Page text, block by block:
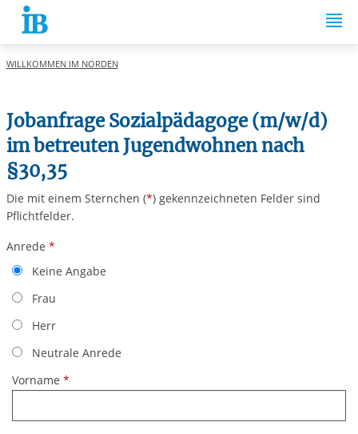
Springe zum Inhalt
WILLKOMMEN IM NORDEN
Jobanfrage Sozialpädagoge (m/w/d)
im betreuten Jugendwohnen nach
§30,35
Das Formular enthält einige Fehler!
Die mit einem Sternchen (*) gekennzeichneten Felder sind
Pflichtfelder.
Anrede *
Keine Angabe
Frau
Herr
Neutrale Anrede
Vorname *